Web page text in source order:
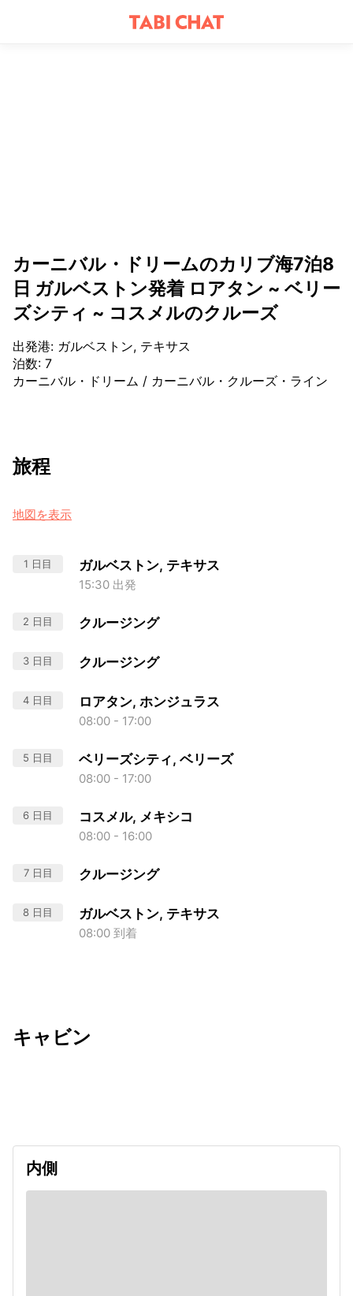
カーニバル・ドリームのカリブ海7泊8
日 ガルベストン発着 ロアタン ~ ベリー
ズシティ ~ コスメルのクルーズ
出発港: ガルベストン, テキサス
泊数: 7
カーニバル・ドリーム / カーニバル・クルーズ・ライン
旅程
地図を表示
1 日目 ガルベストン, テキサス
15:30 出発
2 日目 クルージング
3 日目 クルージング
4 日目 ロアタン, ホンジュラス
08:00 - 17:00
5 日目 ベリーズシティ, ベリーズ
08:00 - 17:00
6 日目 コスメル, メキシコ
08:00 - 16:00
7 日目 クルージング
8 日目 ガルベストン, テキサス
08:00 到着
キャビン
内側